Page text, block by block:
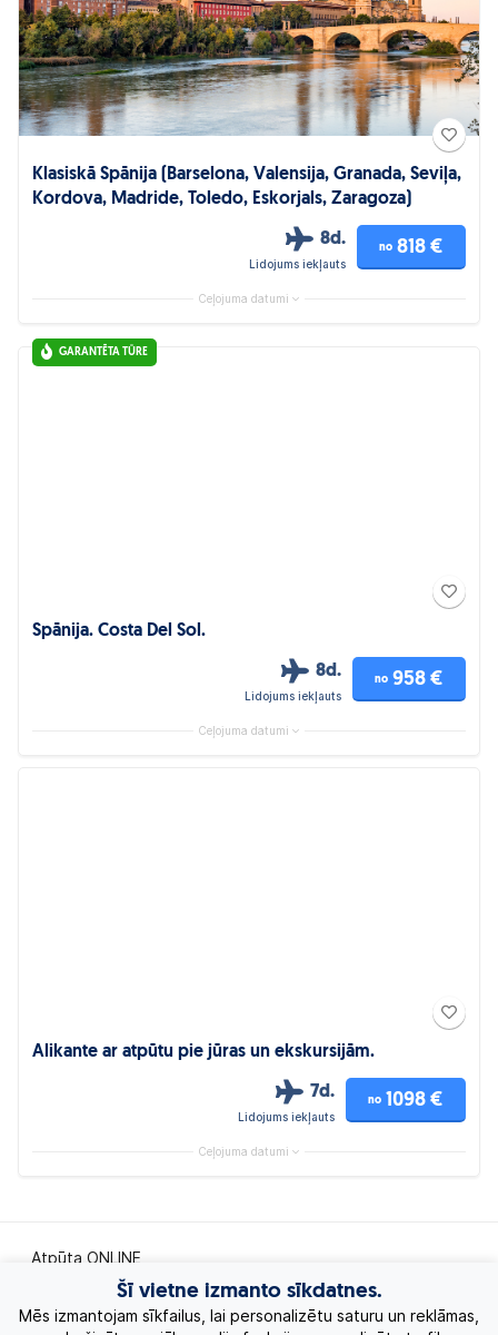
Klasiskā Spānija (Barselona, Valensija, Granada, Seviļa,
Kordova, Madride, Toledo, Eskorjals, Zaragoza)
8d.
Lidojums iekļauts
no 818 €
Ceļojuma datumi
GARANTĒTA TŪRE
Spānija. Costa Del Sol.
8d.
Lidojums iekļauts
no 958 €
Ceļojuma datumi
Alikante ar atpūtu pie jūras un ekskursijām.
7d.
Lidojums iekļauts
no 1098 €
Ceļojuma datumi
Atpūta ONLINE
Ekskursiju ceļojumi
Šī vietne izmanto sīkdatnes.
Mēs izmantojam sīkfailus, lai personalizētu saturu un reklāmas,